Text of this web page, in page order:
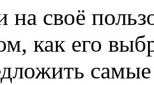
на своё
как его